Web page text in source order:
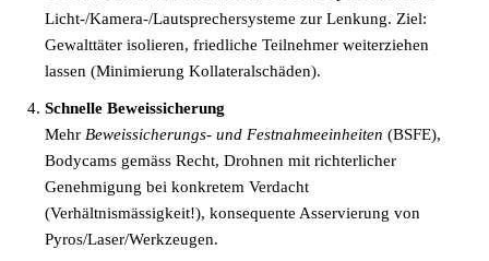
Licht-/Kamera-/Lautsprechersysteme zur Lenkung. Ziel:
Gewalttäter isolieren, friedliche Teilnehmer weiterziehen
lassen (Minimierung Kollateralschäden).
Schnelle Beweissicherung
Mehr Beweissicherungs- und Festnahmeeinheiten (BSFE),
Bodycams gemäss Recht, Drohnen mit richterlicher
Genehmigung bei konkretem Verdacht
(Verhältnismässigkeit!), konsequente Asservierung von
Pyros/Laser/Werkzeugen.